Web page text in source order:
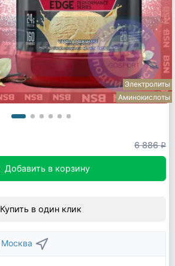
Электролиты
Аминокислоты
6 886q
Добавить в корзину
Купить в один клик
Москва